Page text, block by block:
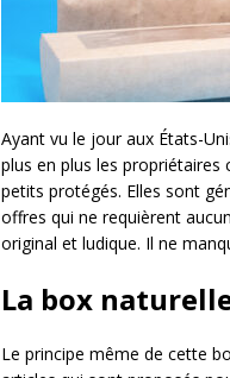
Ayant vu le jour aux États-
plus en plus les propriétaires
petits protégés. Elles sont
offres qui ne requièrent
original et ludique. Il ne
La box
Le principe même de cette